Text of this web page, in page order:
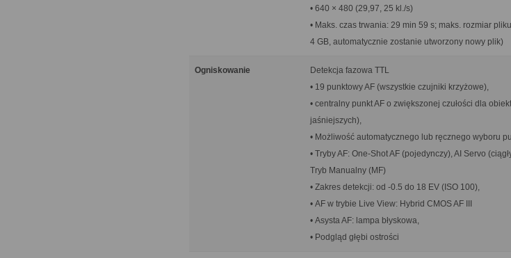
• 640 × 480 (29,97, 25 kl./s)
• Maks. czas trwania: 29 min 59 s; maks. rozmiar
4 GB, automatycznie zostanie utworzony nowy plik)
Ogniskowanie
Detekcja fazowa TTL
• 19 punktowy AF (wszystkie czujniki krzyżowe),
• centralny punkt AF o zwiększonej czułości dla
jaśniejszych),
• Możliwość automatycznego lub ręcznego wyboru
• Tryby AF: One-Shot AF (pojedynczy), AI Servo
Tryb Manualny (MF)
• Zakres detekcji: od -0.5 do 18 EV (ISO 100),
• AF w trybie Live View: Hybrid CMOS AF III
• Asysta AF: lampa błyskowa,
• Podgląd głębi ostrości